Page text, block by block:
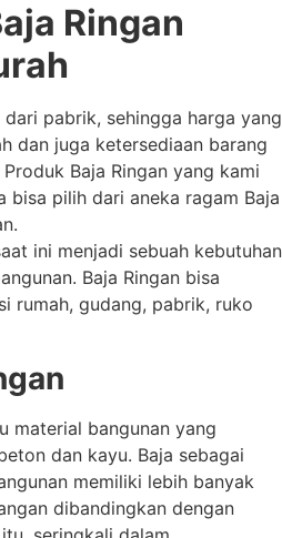
Ringan
pabrik, sehingga harga yang
dan juga ketersediaan barang
Baja Ringan yang kami
bisa pilih dari aneka ragam Baja
ini menjadi sebuah kebutuhan
Baja Ringan bisa
rumah, gudang, pabrik, ruko
material bangunan yang
dan kayu. Baja sebagai
memiliki lebih banyak
dibandingkan dengan